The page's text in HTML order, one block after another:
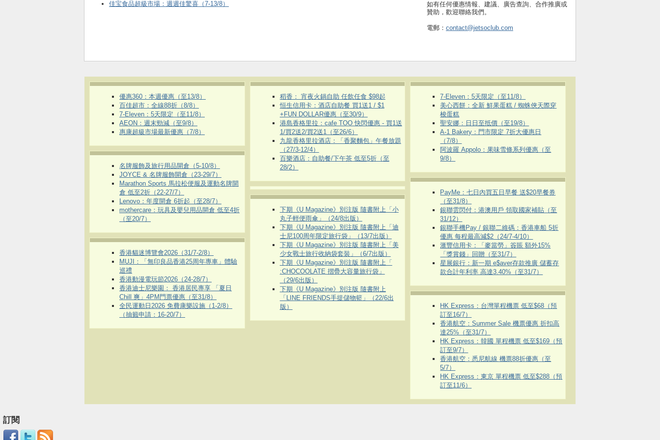
如有任何優惠情報、建議、廣告查詢、合作推廣或
贊助，歡迎聯絡我們。
電郵： contact@jetsoclub.com
佳宝食品超級市場：週週佳驚喜（7-13/8）
優惠360：本週優惠（至13/8）
百佳超市：全線88折（8/8）
7-Eleven：5天限定（至11/8）
AEON：週末勁減（至9/8）
惠康超級市場最新優惠（7/8）
名牌服飾及旅行用品開倉（5-10/8）
JOYCE & 名牌服飾開倉（23-29/7）
Marathon Sports 馬拉松便服及運動名牌開
倉 低至2折（22-27/7）
Lenovo：年度開倉 6折起（至28/7）
mothercare：玩具及嬰兒用品開倉 低至4折
（至20/7）
香港貓迷博覽會2026（31/7-2/8）
MUJI：「無印良品香港25周年專車」體驗
巡禮
香港動漫電玩節2026（24-28/7）
香港迪士尼樂園： 香港居民專享 「夏日
Chill 爽」4PM門票優惠（至31/8）
全民運動日2026 免費康樂設施（1-2/8）
（抽籤申請：16-20/7）
稻香： 宵夜火鍋自助 任飲任食 $98起
恒生信用卡：酒店自助餐 買1送1 / $1
+FUN DOLLAR優惠（至30/9）
港島香格里拉：cafe TOO 快閃優惠 - 買1送
1/買2送2/買2送1（至26/6）
九龍香格里拉酒店：「香聚麵包」午餐放題
（27/3-12/4）
百樂酒店：自助餐/下午茶 低至5折（至
28/2）
下期《U Magazine》別注版 隨書附上「小
丸子輕便雨傘」（24/8出版）
下期《U Magazine》別注版 隨書附上「迪
士尼100周年限定旅行袋」（13/7出版）
下期《U Magazine》別注版 隨書附上「美
少女戰士旅行收納袋套裝」（6/7出版）
下期《U Magazine》別注版 隨書附上「
:CHOCOOLATE 摺疊大容量旅行袋」
（29/6出版）
下期《U Magazine》別注版 隨書附上
「LINE FRIENDS手提儲物籃」（22/6出
版）
7-Eleven：5天限定（至11/8）
美心西餅：全新 鮮果蛋糕 / 蜘蛛俠天際穿
梭蛋糕
聖安娜：日日至抵價（至19/8）
A-1 Bakery：門市限定 7折大優惠日
（7/8）
阿波羅 Appolo：果味雪條系列優惠（至
9/8）
PayMe：七日內買五日早餐 送$20早餐券
（至31/8）
銀聯雲閃付：港澳用戶 領取國家補貼（至
31/12）
銀聯手機Pay / 銀聯二維碼：香港車船 5折
優惠 每程最高減$2（24/7-4/10）
滙豐信用卡：「麥當勞」簽賬 額外15%
「獎賞錢」回贈（至31/7）
星展銀行：新一期 e$aver存款推廣 儲蓄存
款合計年利率 高達3.40%（至31/7）
HK Express：台灣單程機票 低至$68（預
訂至16/7）
香港航空：Summer Sale 機票優惠 折扣高
達25%（至31/7）
HK Express：韓國 單程機票 低至$169（預
訂至9/7）
香港航空：悉尼航線 機票88折優惠（至
5/7）
HK Express：東京 單程機票 低至$288（預
訂至11/6）
訂閱